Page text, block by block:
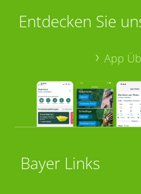
Entdecken Sie
App
Bayer Links